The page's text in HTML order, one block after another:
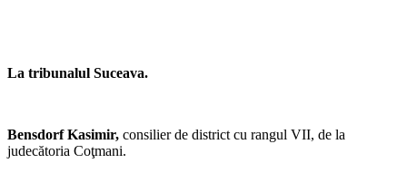
La tribunalul Suceava.
Bensdorf Kasimir, consilier de district cu rangul VII, de la
judecătoria Coţmani.